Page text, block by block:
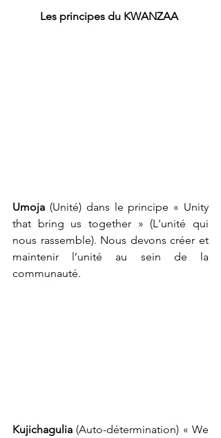
Les principes du KWANZAA
Umoja (Unité) dans le principe « Unity
that bring us together » (L'unité qui
nous rassemble). Nous devons créer et
maintenir l’unité au sein de la
communauté.
Kujichagulia (Auto-détermination) « We